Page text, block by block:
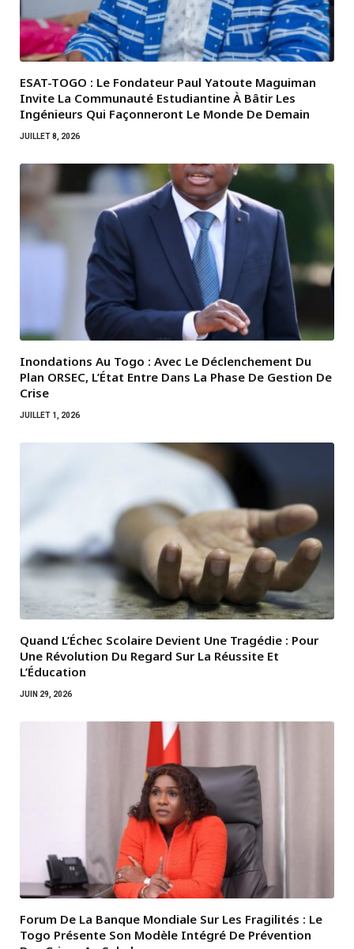
ESAT-TOGO : Le Fondateur Paul Yatoute Maguiman
Invite La Communauté Estudiantine À Bâtir Les
Ingénieurs Qui Façonneront Le Monde De Demain
JUILLET 8, 2026
Inondations Au Togo : Avec Le Déclenchement Du
Plan ORSEC, L’État Entre Dans La Phase De Gestion De
Crise
JUILLET 1, 2026
Quand L’Échec Scolaire Devient Une Tragédie : Pour
Une Révolution Du Regard Sur La Réussite Et
L’Éducation
JUIN 29, 2026
Forum De La Banque Mondiale Sur Les Fragilités : Le
Togo Présente Son Modèle Intégré De Prévention